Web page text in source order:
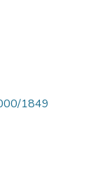
1849